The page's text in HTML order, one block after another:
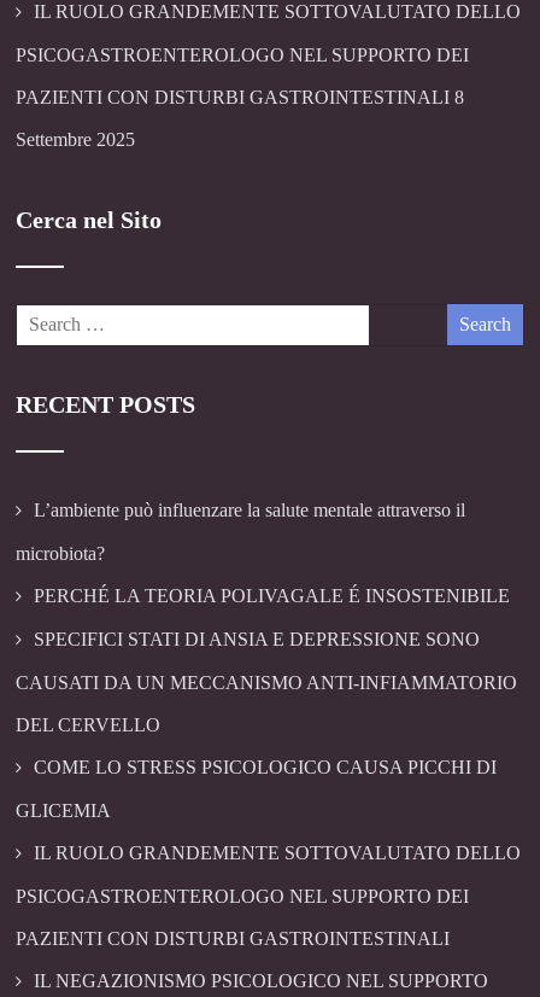
IL RUOLO GRANDEMENTE SOTTOVALUTATO DELLO
PSICOGASTROENTEROLOGO NEL SUPPORTO DEI
PAZIENTI CON DISTURBI GASTROINTESTINALI 8
Settembre 2025
Cerca nel Sito
RECENT POSTS
L’ambiente può influenzare la salute mentale attraverso il
microbiota?
PERCHÉ LA TEORIA POLIVAGALE É INSOSTENIBILE
SPECIFICI STATI DI ANSIA E DEPRESSIONE SONO
CAUSATI DA UN MECCANISMO ANTI-INFIAMMATORIO
DEL CERVELLO
COME LO STRESS PSICOLOGICO CAUSA PICCHI DI
GLICEMIA
IL RUOLO GRANDEMENTE SOTTOVALUTATO DELLO
PSICOGASTROENTEROLOGO NEL SUPPORTO DEI
PAZIENTI CON DISTURBI GASTROINTESTINALI
IL NEGAZIONISMO PSICOLOGICO NEL SUPPORTO